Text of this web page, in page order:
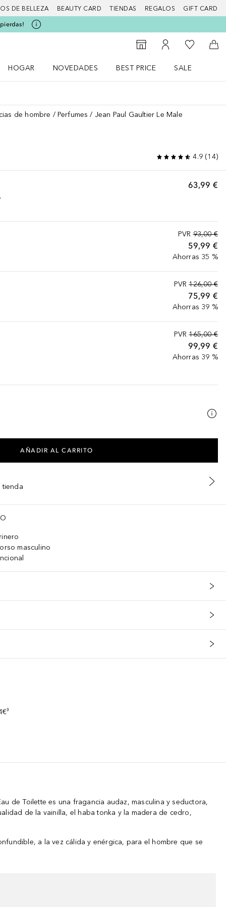
DE BELLEZA BEAUTY CARD TIENDAS REGALOS GIFT CARD
Al Storefinder
Mi cuenta
Mi lista de
A
HOGAR
NOVEDADES
BEST PRICE
SALE
de hombre Perfumes Jean Paul Gaultier Le Male
4.9(14)
63,99 €
PVR 93,00 €
59,99 €
Ahorras 35 %
PVR 126,00 €
75,99 €
Ahorras 39 %
PVR 165,00 €
99,99 €
Ahorras 39 %
AÑADIR AL CARRITO
tienda
masculino
de Toilette es una fragancia audaz, masculina y seductora,
de la vainilla, el haba tonka y la madera de cedro,
a la vez cálida y enérgica, para el hombre que se